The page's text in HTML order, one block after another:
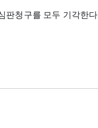
판청구를 모두 기각한